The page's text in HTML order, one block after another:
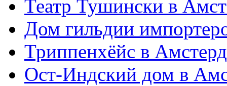
Театр Тушински в
Дом гильдии
Триппенхёйс в
Ост-Индский дом в